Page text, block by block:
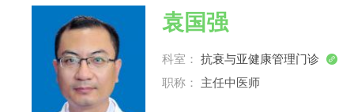
袁国强
科室： 抗衰与亚健康管理门诊 
职称： 主任中医师